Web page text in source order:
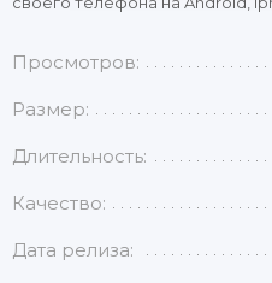
Просмотров:
Размер:
Длительность:
Качество:
Дата релиза: